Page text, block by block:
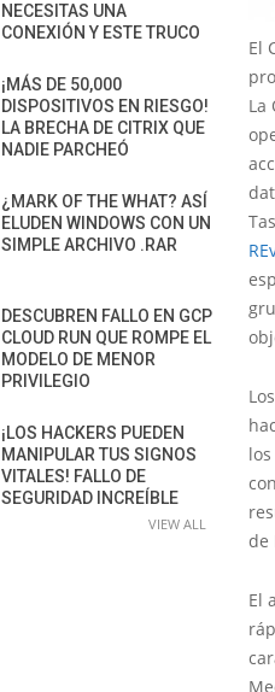
El
La
de
El
NECESITAS UNA
CONEXIÓN Y ESTE TRUCO
¡MÁS DE 50,000
DISPOSITIVOS EN RIESGO!
LA BRECHA DE CITRIX QUE
NADIE PARCHEÓ
¿MARK OF THE WHAT? ASÍ
ELUDEN WINDOWS CON UN
SIMPLE ARCHIVO .RAR
DESCUBREN FALLO EN GCP
CLOUD RUN QUE ROMPE EL
MODELO DE MENOR
PRIVILEGIO
¡LOS HACKERS PUEDEN
MANIPULAR TUS SIGNOS
VITALES! FALLO DE
SEGURIDAD INCREÍBLE
VIEW ALL